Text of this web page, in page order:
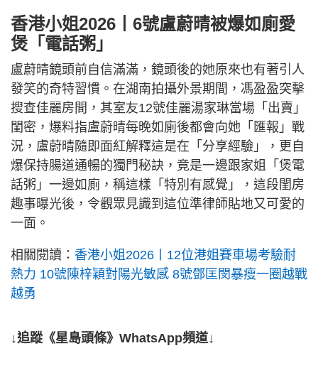
香港小姐2026丨6號盧蔚晴被爆如廁愛
煲「電話粥」
盧蔚晴鏡頭前自信滿滿，鏡頭後的她原來也有著引人
發笑的奇特習慣。在湖南拍攝外景期間，馮盈盈突擊
搜查佳麗房間，其室友12號佳麗湯家琳當場「出賣」
閨密，爆料指盧蔚晴每晚如廁後都會向她「匯報」戰
況，盧蔚晴隨即面紅解釋這是在「分享經驗」，更自
爆保持腸道通暢的獨門秘訣，竟是一邊跟家姐「煲電
話粥」一邊如廁，稱這樣「特別有感覺」，這段閨房
趣事曝光後，令觀眾見識到這位準律師貼地又可愛的
一面。
相關閱讀： 香港小姐2026丨12位港姐賽車場考驗耐
熱力 10號陳梓穎對陽光敏感 8號鄧匡閔暴瘦一圈越戰
越勇
↓追蹤《星島頭條》WhatsApp頻道↓